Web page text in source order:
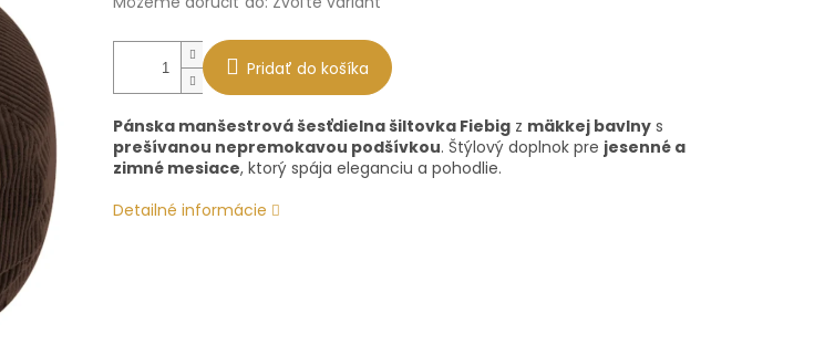
Pridať do košíka
Pánska manšestrová šesťdielna šiltovka Fiebig z mäkkej bavlny s
prešívanou nepremokavou podšívkou. Štýlový doplnok pre jesenné a
zimné mesiace, ktorý spája eleganciu a pohodlie.
Detailné informácie